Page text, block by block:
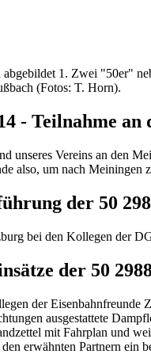
1. Zwei "50er"
(Fotos: T. Horn).
- Teilnahme
unseres Vereins an den
also, um nach
der 50
bei den Kollegen der
der 50
der
ausgestattete
mit Fahrplan und
erwähnten Partnern ein